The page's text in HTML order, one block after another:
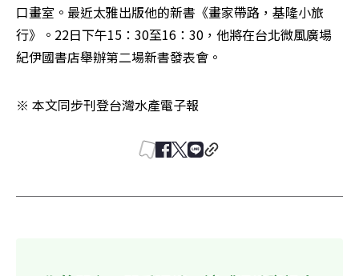
口畫室。最近太雅出版他的新書《畫家帶路，基隆小旅
行》。22日下午15：30至16：30，他將在台北微風廣場
紀伊國書店舉辦第二場新書發表會。
※ 本文同步刊登台灣水產電子報